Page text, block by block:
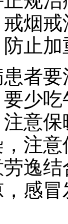
烟
止
者
少
意
注
逸
感